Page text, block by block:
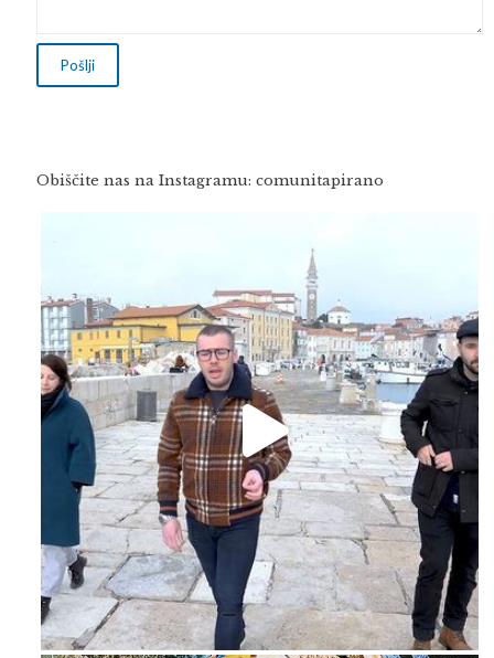
Obiščite nas na Instagramu: comunitapirano
Feb 16